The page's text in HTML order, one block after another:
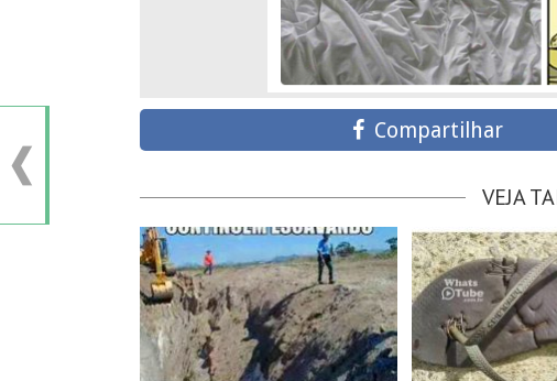
Compartilhar
VEJA